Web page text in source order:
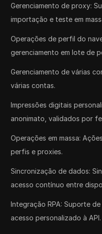
Gerenciamento de proxy:
importação e teste em
Operações de perfil do
gerenciamento em lote de
Gerenciamento de várias
várias contas.
Impressões digitais
anonimato, validados por
Operações em massa:
perfis e proxies.
Sincronização de dados:
acesso contínuo entre
Integração RPA: Suporte
acesso personalizado à API.